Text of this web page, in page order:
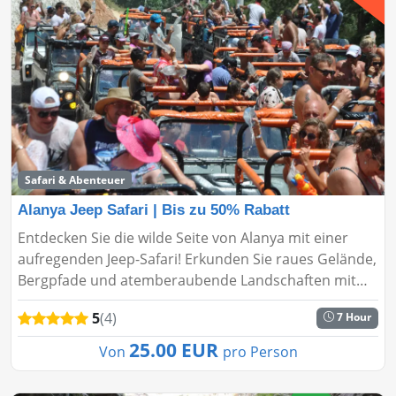
Safari & Abenteuer
Alanya Jeep Safari | Bis zu 50% Rabatt
Entdecken Sie die wilde Seite von Alanya mit einer
aufregenden Jeep-Safari! Erkunden Sie raues Gelände,
Bergpfade und atemberaubende Landschaften mit
bis zu 50% Rabatt. Buchen Sie jetzt für einen
abenteuerreichen Tag i...
5(4) 7 Hour
Von 25.00 EUR pro Person